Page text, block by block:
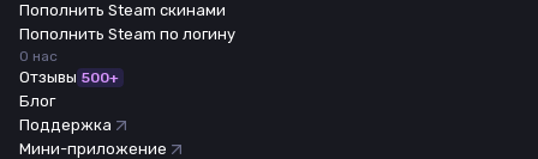
Пополнить Steam скинами
Пополнить Steam по логину
О нас
Отзывы 500+
Блог
Поддержка
Мини-приложение